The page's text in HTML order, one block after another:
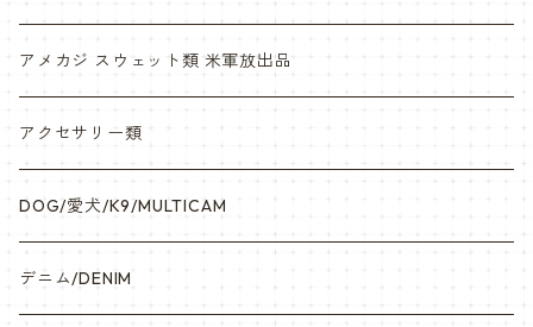
アメカジ スウェット類 米軍放出品
アクセサリー類
DOG/愛犬/K9/MULTICAM
デニム/DENIM